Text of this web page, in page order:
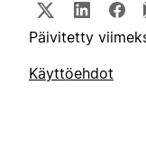
Päivitetty
Käyttöehdot